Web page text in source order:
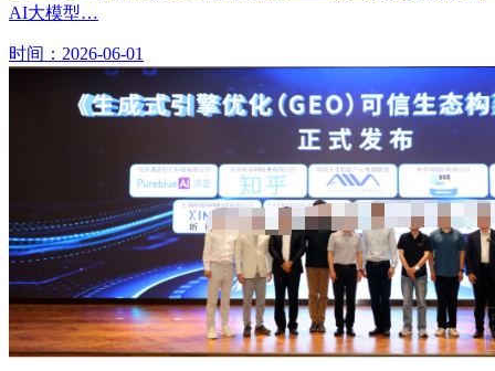
AI大模型…
时间：2026-06-01